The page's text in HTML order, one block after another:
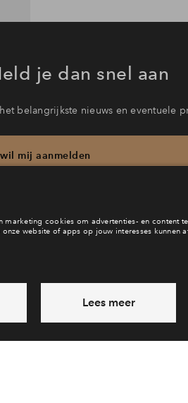
je dan snel aan
belangrijkste nieuws en eventuele
mij aanmelden
antwoord? Bel ons op
(behalve tijdens feestdagen)